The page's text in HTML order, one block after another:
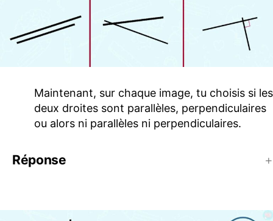
Maintenant, sur chaque image, tu choisis si les
deux droites sont parallèles, perpendiculaires
ou alors ni parallèles ni perpendiculaires.
Réponse